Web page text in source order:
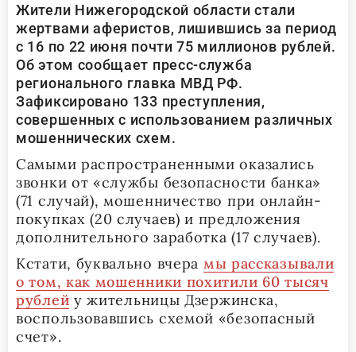
Жители Нижегородской области стали
жертвами аферистов, лишившись за период
с 16 по 22 июня почти 75 миллионов рублей.
Об этом сообщает пресс-служба
регионального главка МВД РФ.
Зафиксировано 133 преступления,
совершенных с использованием различных
мошеннических схем.
Самыми распространенными оказались
звонки от «службы безопасности банка»
(71 случай), мошенничество при онлайн-
покупках (20 случаев) и предложения
дополнительного заработка (17 случаев).
Кстати, буквально вчера мы рассказывали
о том, как мошенники похитили 60 тысяч
рублей у жительницы Дзержинска,
воспользовавшись схемой «безопасный
счет».